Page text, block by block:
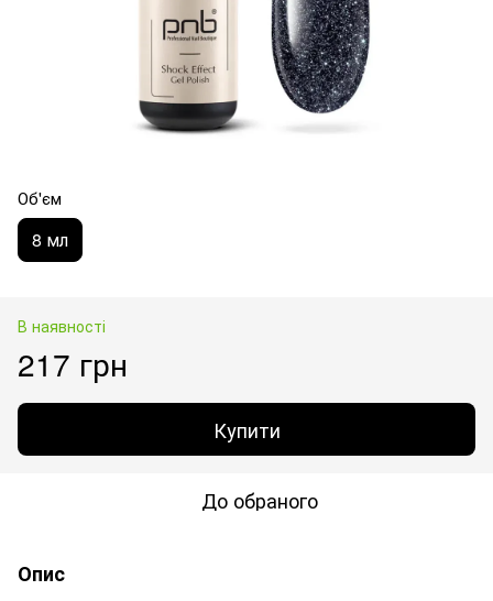
Об'єм
8 мл
В наявності
217 грн
Купити
До обраного
Опис